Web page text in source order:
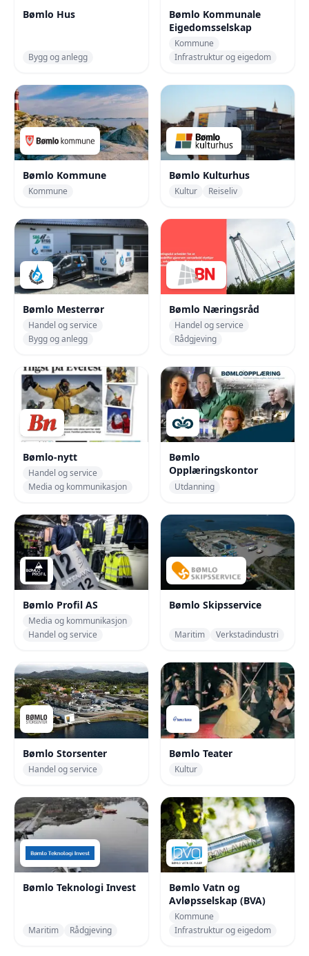
Bømlo Hus
Bygg og anlegg
Bømlo Kommunale
Eigedomsselskap
Kommune
Infrastruktur og eigedom
Bømlo Kommune
Kommune
Bømlo Kulturhus
Kultur Reiseliv
Bømlo Mesterrør
Handel og service
Bygg og anlegg
Bømlo Næringsråd
Handel og service
Rådgjeving
Bømlo-nytt
Handel og service
Media og kommunikasjon
Bømlo
Opplæringskontor
Utdanning
Bømlo Profil AS
Media og kommunikasjon
Handel og service
Bømlo Skipsservice
Maritim Verkstadindustri
Bømlo Storsenter
Handel og service
Bømlo Teater
Kultur
Bømlo Teknologi Invest
Maritim Rådgjeving
Bømlo Vatn og
Avløpsselskap (BVA)
Kommune
Infrastruktur og eigedom